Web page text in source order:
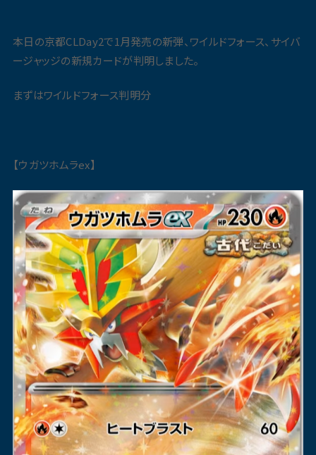
本日の京都CLDay2で1月発売の新弾、ワイルドフォース、サイバ
ージャッジの新規カードが判明しました。
まずはワイルドフォース判明分
【ウガツホムラex】